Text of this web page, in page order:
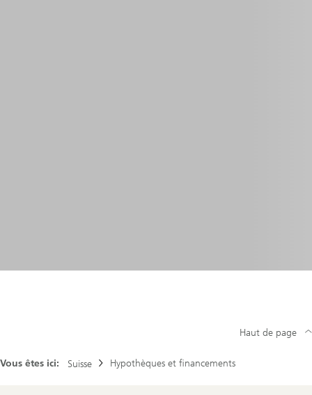
Vous êtes ici: Suisse Hypothèques et financements
Haut de page